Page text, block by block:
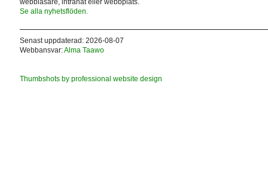
Se alla nyhetsflöden.
Senast uppdaterad: 2026-08-07
Webbansvar:Alma Taawo
Thumbshots by professional website design